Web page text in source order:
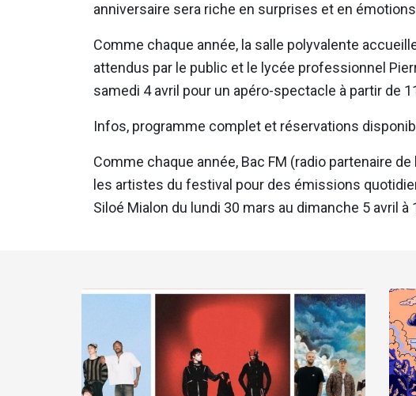
anniversaire sera riche en surprises et en
Comme chaque année, la salle polyvalente
attendus par le public et le lycée professionnel
samedi 4 avril pour un apéro-spectacle à partir de
Infos, programme complet et réservations
Comme chaque année, Bac FM (radio partenaire
les artistes du festival pour des émissions
Siloé Mialon du lundi 30 mars au dimanche 5 avril